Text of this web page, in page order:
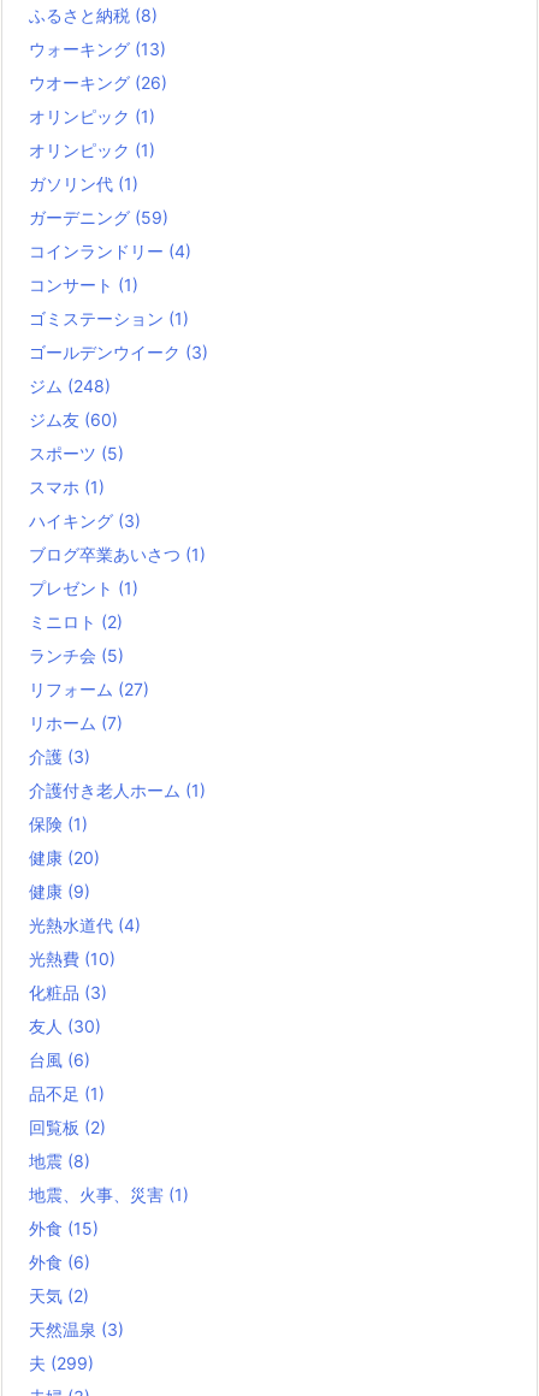
ふるさと納税 (8)
ウォーキング (13)
ウオーキング (26)
オリンピック (1)
オリンピック (1)
ガソリン代 (1)
ガーデニング (59)
コインランドリー (4)
コンサート (1)
ゴミステーション (1)
ゴールデンウイーク (3)
ジム (248)
ジム友 (60)
スポーツ (5)
スマホ (1)
ハイキング (3)
ブログ卒業あいさつ (1)
プレゼント (1)
ミニロト (2)
ランチ会 (5)
リフォーム (27)
リホーム (7)
介護 (3)
介護付き老人ホーム (1)
保険 (1)
健康 (20)
健康 (9)
光熱水道代 (4)
光熱費 (10)
化粧品 (3)
友人 (30)
台風 (6)
品不足 (1)
回覧板 (2)
地震 (8)
地震、火事、災害 (1)
外食 (15)
外食 (6)
天気 (2)
天然温泉 (3)
夫 (299)